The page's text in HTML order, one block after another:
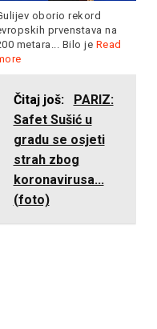
oborio rekord
prvenstava na
metara... Bilo je Read
Čitaj još:
PARIZ:
Safet Sušić u
gradu se osjeti
strah zbog
koronavirusa...
(foto)